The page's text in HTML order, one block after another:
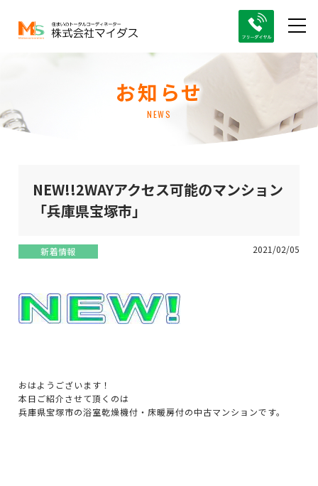
お知らせ
NEWS
NEW!!2WAYアクセス可能のマンション
「兵庫県宝塚市」
新着情報 2021/02/05
おはようございます！
本日ご紹介させて頂くのは
兵庫県宝塚市の浴室乾燥機付・床暖房付の中古マンションです。